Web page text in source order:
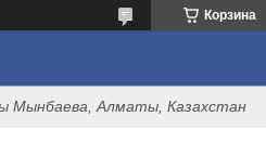
Корзина
Мынбаева, Алматы, Казахстан